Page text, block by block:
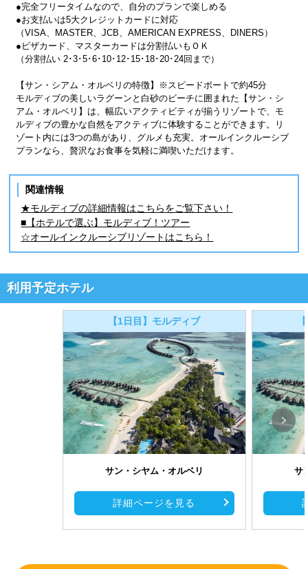
●完全フリータイムなので、自分のプランで楽しめる
●お支払いは5大クレジットカードに対応
（VISA、MASTER、JCB、AMERICAN EXPRESS、DINERS）
●ビザカード、マスターカードは分割払いもＯＫ
（分割払い 2･3･5･6･10･12･15･18･20･24回まで）
【サン・シアム・オルベリの特徴】※スピードボートで約45分
モルディブの美しいラグーンと白砂のビーチに囲まれた【サン・シ
アム・オルベリ】は、幅広いアクティビティが揃うリゾートで、モ
ルディブの豊かな自然をアクティブに体験することができます。リ
ゾート内には3つの島があり、グルメも充実。オールインクルーシブ
プランなら、贅沢なお食事を気軽に満喫いただけます。
関連情報
★モルディブの詳細情報はこちらをご覧下さい！
■【ホテルで選ぶ】モルディブ！ツアー
☆オールインクルーシブリゾートはこちら！
利用予定ホテル
【1日目】モルディブ
サン・シヤム・オルベリ
詳細ページを見る
サ